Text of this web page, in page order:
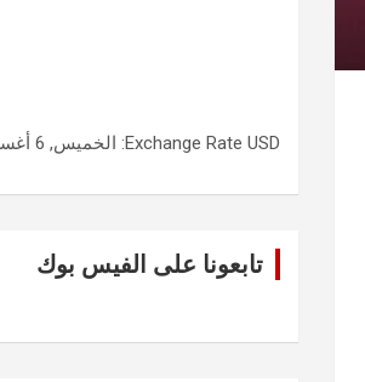
Exchange Rate USD : الخميس, 6 أغسطس.
تابعونا على الفيس بوك